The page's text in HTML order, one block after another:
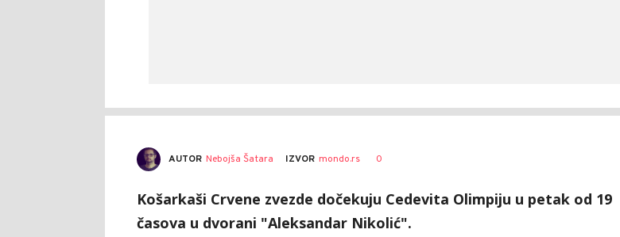
AUTOR Nebojša Šatara IZVOR mondo.rs 0
Košarkaši Crvene zvezde dočekuju Cedevita Olimpiju u petak od 19
časova u dvorani "Aleksandar Nikolić".